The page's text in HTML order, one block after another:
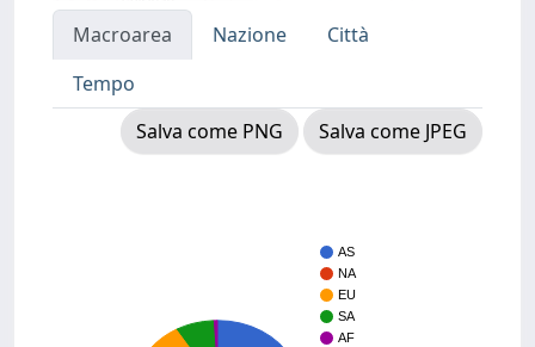
Macroarea Nazione
Città
Tempo
Salva come PNG
Salva come JPEG
AS
NA
EU
SA
AF